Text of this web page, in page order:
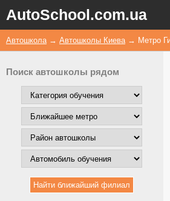
AutoSchool.com.ua
Автошкола → Автошколы Киева → Метро
Поиск автошколы рядом